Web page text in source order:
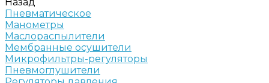
Пневматическое
Манометры
Маслораспылители
Мембранные осушители
Микрофильтры-регуляторы
Пневмоглушители